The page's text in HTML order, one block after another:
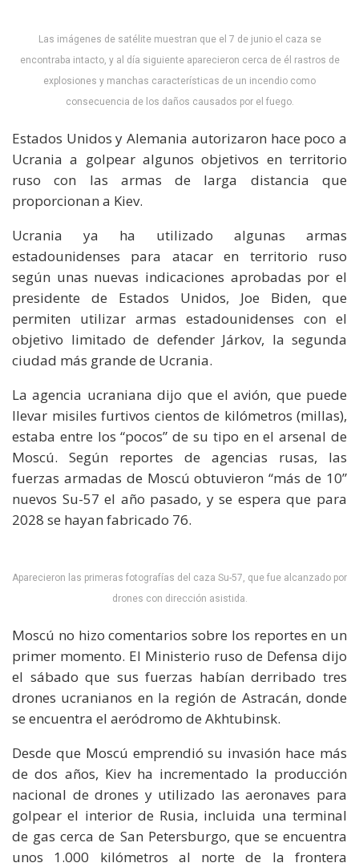
Las imágenes de satélite muestran que el 7 de junio el caza se
encontraba intacto, y al día siguiente aparecieron cerca de él rastros de
explosiones y manchas características de un incendio como
consecuencia de los daños causados por el fuego.
Estados Unidos y Alemania autorizaron hace poco a
Ucrania a golpear algunos objetivos en territorio
ruso con las armas de larga distancia que
proporcionan a Kiev.
Ucrania ya ha utilizado algunas armas
estadounidenses para atacar en territorio ruso
según unas nuevas indicaciones aprobadas por el
presidente de Estados Unidos, Joe Biden, que
permiten utilizar armas estadounidenses con el
objetivo limitado de defender Járkov, la segunda
ciudad más grande de Ucrania.
La agencia ucraniana dijo que el avión, que puede
llevar misiles furtivos cientos de kilómetros (millas),
estaba entre los “pocos” de su tipo en el arsenal de
Moscú. Según reportes de agencias rusas, las
fuerzas armadas de Moscú obtuvieron “más de 10”
nuevos Su-57 el año pasado, y se espera que para
2028 se hayan fabricado 76.
Aparecieron las primeras fotografías del caza Su-57, que fue alcanzado por
drones con dirección asistida.
Moscú no hizo comentarios sobre los reportes en un
primer momento. El Ministerio ruso de Defensa dijo
el sábado que sus fuerzas habían derribado tres
drones ucranianos en la región de Astracán, donde
se encuentra el aeródromo de Akhtubinsk.
Desde que Moscú emprendió su invasión hace más
de dos años, Kiev ha incrementado la producción
nacional de drones y utilizado las aeronaves para
golpear el interior de Rusia, incluida una terminal
de gas cerca de San Petersburgo, que se encuentra
unos 1.000 kilómetros al norte de la frontera